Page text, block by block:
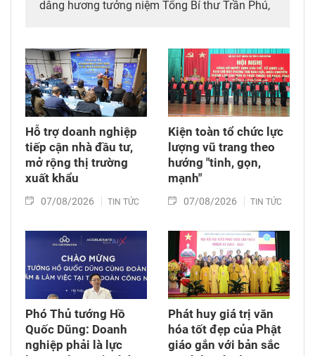
dâng hương tưởng niệm Tổng Bí thư Trần Phú,
liệt sĩ và xác minh thông tin hài cốt liệt sĩ tại
Công viên Lê Thị Riêng, phường Hòa Hưng,
Thành phố Hồ Chí Minh.
Hỗ trợ doanh nghiệp
tiếp cận nhà đầu tư,
mở rộng thị trường
xuất khẩu
07/08/2026 TIN TỨC
Kiện toàn tổ chức lực
lượng vũ trang theo
hướng "tinh, gọn,
mạnh"
07/08/2026 TIN TỨC
Phó Thủ tướng Hồ
Quốc Dũng: Doanh
nghiệp phải là lực
Phát huy giá trị văn
hóa tốt đẹp của Phật
giáo gắn với bản sắc